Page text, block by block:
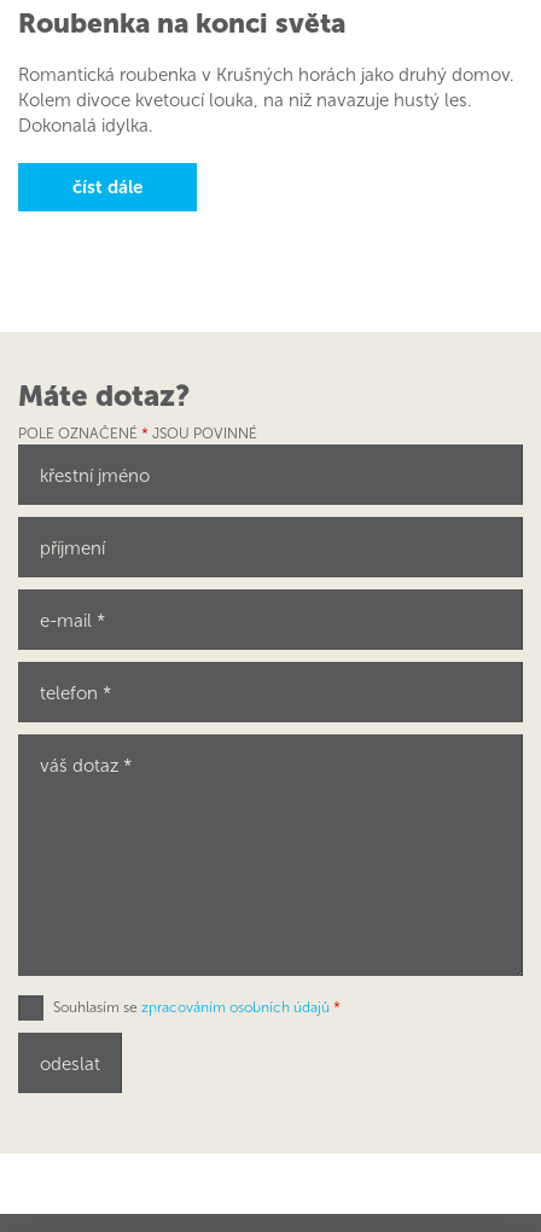
Roubenka na konci světa
Romantická roubenka v Krušných horách jako druhý domov.
Kolem divoce kvetoucí louka, na niž navazuje hustý les.
Dokonalá idylka.
číst dále
Máte dotaz?
POLE OZNAČENÉ * JSOU POVINNÉ
Souhlasím se zpracováním osobních údajů *